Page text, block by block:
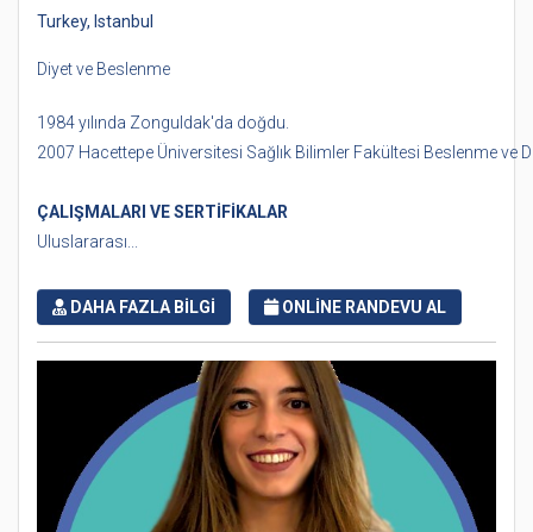
Turkey, Istanbul
Diyet ve Beslenme
1984 yılında Zonguldak'da doğdu.
2007 Hacettepe Üniversitesi Sağlık Bilimler Fakültesi Beslenme ve
ÇALIŞMALARI VE SERTİFİKALAR
Uluslararası...
DAHA FAZLA BİLGİ ONLİNE RANDEVU AL